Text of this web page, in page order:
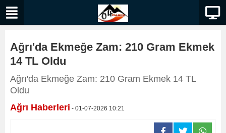
Ağrı'da Ekmeğe Zam: 210 Gram Ekmek
14 TL Oldu
Ağrı'da Ekmeğe Zam: 210 Gram Ekmek 14 TL
Oldu
Ağrı Haberleri - 01-07-2026 10:21